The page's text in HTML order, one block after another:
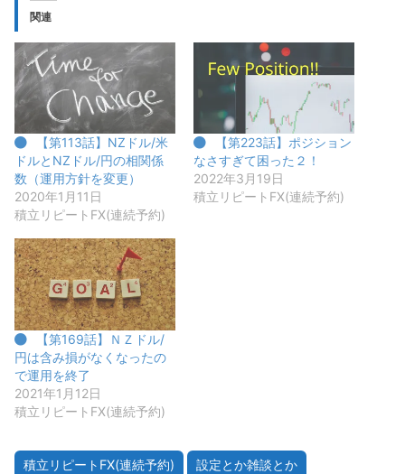
関連
【第113話】NZドル/米
ドルとNZドル/円の相関係
数（運用方針を変更）
2020年1月11日
積立リピートFX(連続予約)
【第223話】ポジション
なさすぎて困った２！
2022年3月19日
積立リピートFX(連続予約)
【第169話】ＮＺドル/
円は含み損がなくなったの
で運用を終了
2021年1月12日
積立リピートFX(連続予約)
積立リピートFX(連続予約) 設定とか雑談とか